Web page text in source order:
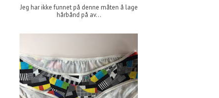
Jeg har ikke funnet på denne måten å lage
hårbånd på av...